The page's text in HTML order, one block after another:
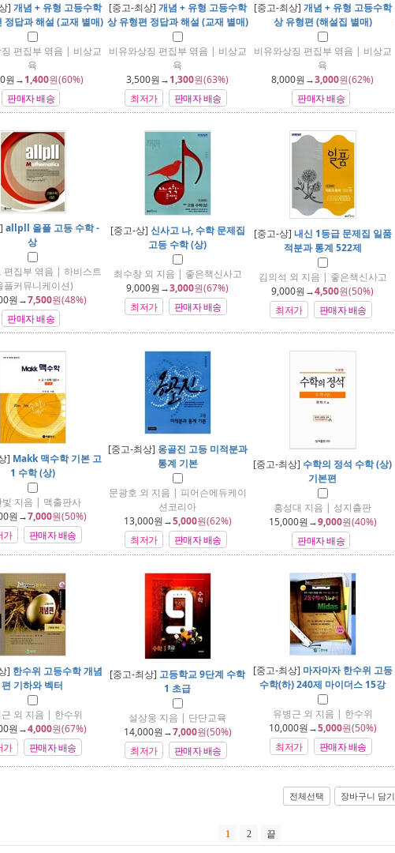
] 개념 + 유형 고등수학
정답과 해설 (교재 별매)
편집부 엮음 | 비상교
육
원→1,400원(60%)
판매자 배송
[중고-최상] 개념 + 유형 고등수학
상 유형편 정답과 해설 (교재 별매)
비유와상징 편집부 엮음 | 비상교
육
3,500원→1,300원(63%)
최저가
판매자 배송
[중고-최상] 개념 + 유형 고등수학
상 유형편 (해설집 별매)
비유와상징 편집부 엮음 | 비상교
육
8,000원→3,000원(62%)
판매자 배송
allpll 올플 고등 수학 -
상
편집부 엮음 | 하비스트
플커뮤니케이션)
원→7,500원(48%)
판매자 배송
[중고-상] 신사고 나, 수학 문제집
고등 수학 (상)
최수창 외 지음 | 좋은책신사고
9,000원→3,000원(67%)
최저가
판매자 배송
[중고-상] 내신 1등급 문제집 일품
적분과 통계 522제
김의석 외 지음 | 좋은책신사고
9,000원→4,500원(50%)
최저가
판매자 배송
] Makk 맥수학 기본 고
1 수학 (상)
빛 지음 | 맥출판사
원→7,000원(50%)
가
판매자 배송
[중고-최상] 옹골진 고등 미적분과
통계 기본
문광호 외 지음 | 피어슨에듀케이
션코리아
13,000원→5,000원(62%)
최저가
판매자 배송
[중고-최상] 수학의 정석 수학 (상)
기본편
홍성대 지음 | 성지출판
15,000원→9,000원(40%)
판매자 배송
] 한수위 고등수학 개념
편 기하와 벡터
외 지음 | 한수위
원→4,000원(67%)
가
판매자 배송
[중고-최상] 고등학교 9단계 수학
1 초급
설상웅 지음 | 단단교육
14,000원→7,000원(50%)
최저가
판매자 배송
[중고-최상] 마자마자 한수위 고등
수학(하) 240제 마이더스 15강
유병근 외 지음 | 한수위
10,000원→5,000원(50%)
최저가
판매자 배송
전체선택 장바구니 담기
1 2 끝